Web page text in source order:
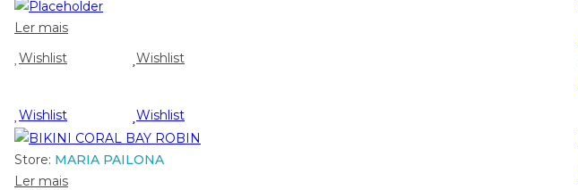
Ler mais
Wishlist
Wishlist
Wishlist
Wishlist
Store: MARIA PAILONA
Ler mais